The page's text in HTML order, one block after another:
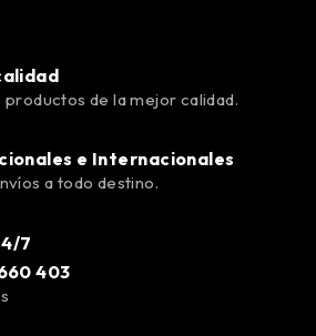
de la mejor calidad.
e Internacionales
a todo destino.
7
403